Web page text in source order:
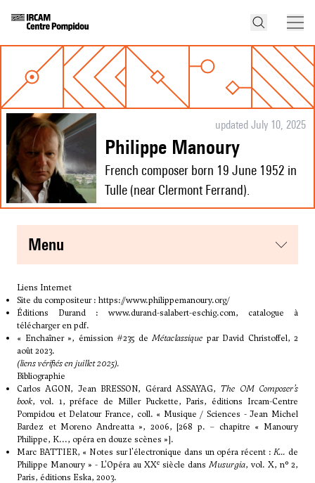
updated July 10, 2025
Philippe Manoury
French composer born 19 June 1952 in
Tulle (near Clermont Ferrand).
menu
Liens Internet
Site du compositeur : https://www.philippemanoury.org/
Éditions Durand : www.durand-salabert-eschig.com, catalogue à
télécharger en pdf.
« Enchaîner», émission #235 de Métaclassique par David Christoffel, 2
août 2023.
(liens vérifiés en juillet 2025).
Bibliographie
Carlos AGON, Jean BRESSON, Gérard ASSAYAG, The OM Composer’s
book, vol. 1, préface de Miller Puckette, Paris, éditions Ircam-Centre
Pompidou et Delatour France, coll. « Musique / Sciences - Jean Michel
Bardez et Moreno Andreatta », 2006, [268 p. – chapitre « Manoury
Philippe, K..., opéra en douze scènes »].
Marc BATTIER, « Notes sur l'électronique dans un opéra récent :K... de
Philippe Manoury » - L'Opéra au XXe siècle dans Musurgia, vol. X, n° 2,
Paris, éditions Eska, 2003.